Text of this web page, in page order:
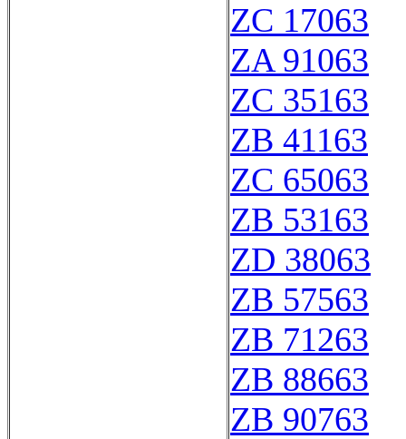
ZC 17063
ZA 91063
ZC 35163
ZB 41163
ZC 65063
ZB 53163
ZD 38063
ZB 57563
ZB 71263
ZB 88663
ZB 90763